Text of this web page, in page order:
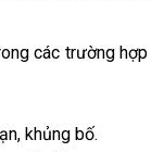
các trường hợp
khủng bố.